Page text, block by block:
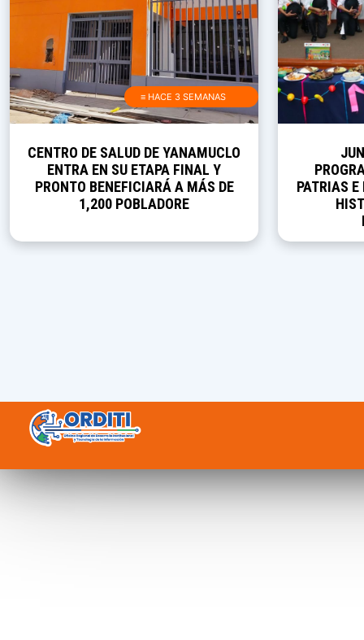
≡ HACE 3 SEMANAS
CENTRO DE SALUD DE YANAMUCLO
ENTRA EN SU ETAPA FINAL Y
PRONTO BENEFICIARÁ A MÁS DE
1,200 POBLADORE
PATRIAS